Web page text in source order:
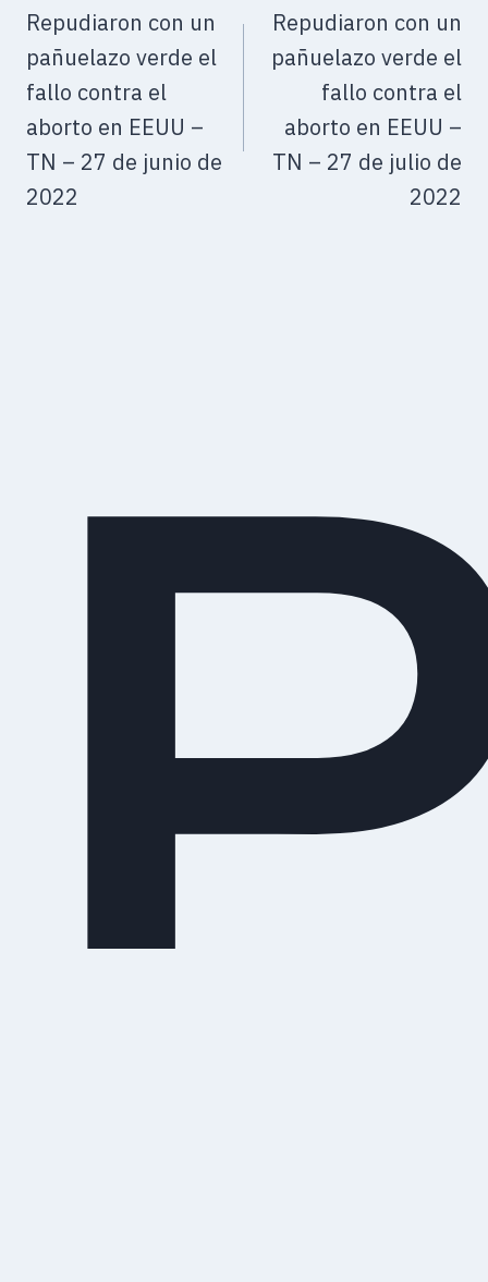
Repudiaron con un
pañuelazo verde el
fallo contra el
aborto en EEUU –
TN – 27 de junio de
2022
Repudiaron con un
pañuelazo verde el
fallo contra el
aborto en EEUU –
TN – 27 de julio de
2022